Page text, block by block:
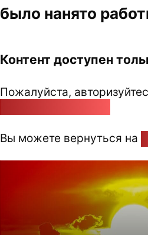
было нанято
Контент доступен
Пожалуйста,
Вы можете вернуться на